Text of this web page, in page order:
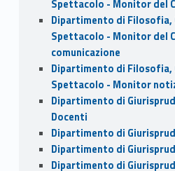
Spettacolo - Monitor del
Dipartimento di Filosofia,
Spettacolo - Monitor del
comunicazione
Dipartimento di Filosofia,
Spettacolo - Monitor
Dipartimento di
Docenti
Dipartimento di
Dipartimento di
Dipartimento di